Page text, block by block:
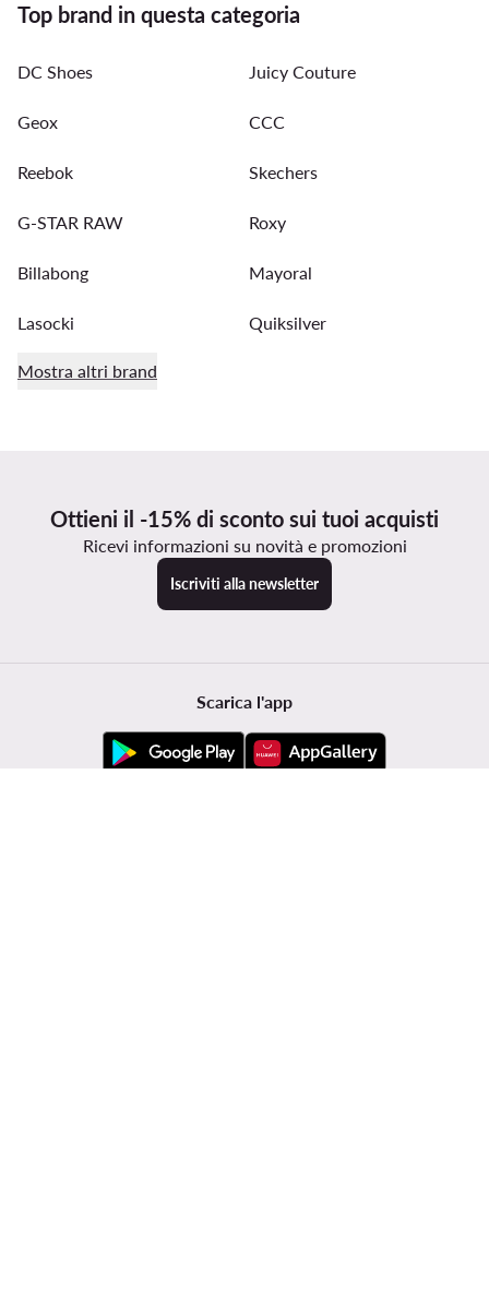
Top brand in questa categoria
DC Shoes Juicy Couture
Geox CCC
Reebok Skechers
G-STAR RAW Roxy
Billabong Mayoral
Lasocki Quiksilver
Mostra altri brand
Ottieni il -15% di sconto sui tuoi acquisti
Ricevi informazioni su novità e promozioni
Iscriviti alla newsletter
Scarica l'app